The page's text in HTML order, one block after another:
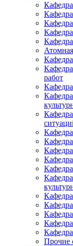
Кафедра
работ
Кафедра
Прочие